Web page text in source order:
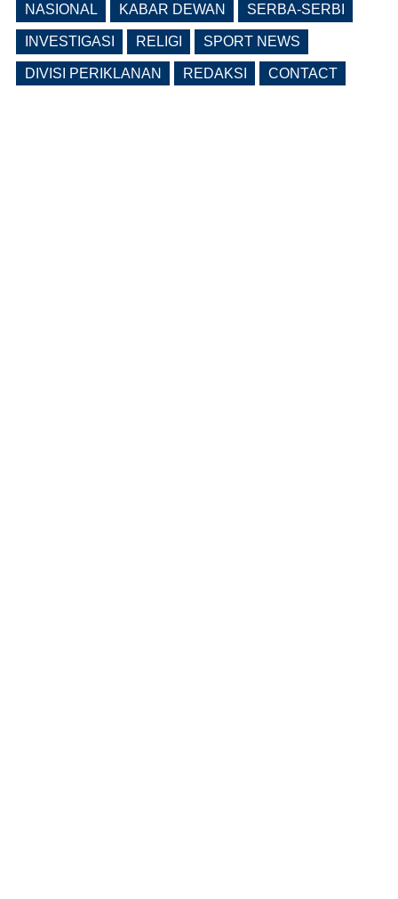
NASIONAL KABAR DEWAN SERBA-SERBI
INVESTIGASI RELIGI SPORT NEWS
DIVISI PERIKLANAN REDAKSI CONTACT